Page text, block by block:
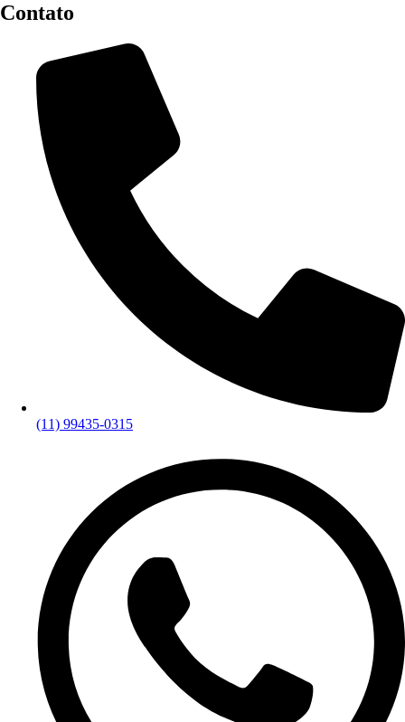
Contato
(11) 99435-0315